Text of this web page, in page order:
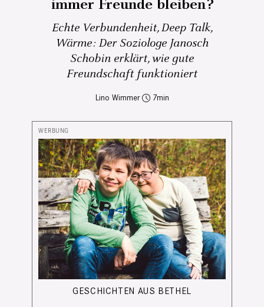
immer Freunde bleiben?
Echte Verbundenheit, Deep Talk,
Wärme: Der Soziologe Janosch
Schobin erklärt, wie gute
Freundschaft funktioniert
Lino Wimmer 7
GESCHICHTEN AUS BETHEL